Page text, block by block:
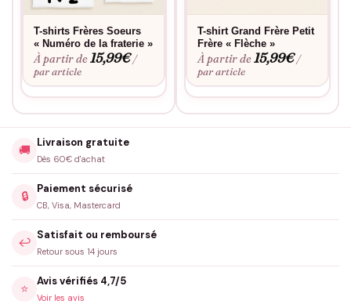
Photos souvenirs garanties et moments de complicité
renforcés
Couleurs intemporelles qui se marient avec toutes les tenues
Coupe adaptée aux mouvements naturels des tout-petits
Cadeau de naissance original qui marque les esprits
Séances photos de jumeaux, sorties en famille, cadeaux de
naissance originaux, annonces de grossesse gémellaire et tous
les moments du quotidien où la complicité se révèle.
Consultez notre guide des tailles
Envie d’une touche personnelle ? Découvrez notre
T-shirts Frères Soeurs
« Numéro de la fraterie »
À partir de15,99€ /
par article
T-shirt Grand Frère Petit
Frère « Flèche »
À partir de15,99€ /
par article
🚚
Livraison gratuite
Dès 60€ d'achat
🔒
Paiement sécurisé
CB, Visa, Mastercard
↩️
Satisfait ou remboursé
Retour sous 14 jours
⭐
Avis vérifiés 4,7/5
Voir les avis